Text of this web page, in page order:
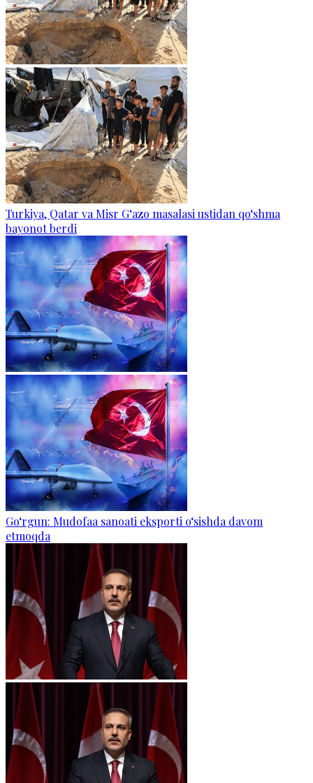
Turkiya, Qatar va Misr G‘azo masalasi ustidan qo‘shma
bayonot berdi
Go‘rgun: Mudofaa sanoati eksporti o‘sishda davom
etmoqda